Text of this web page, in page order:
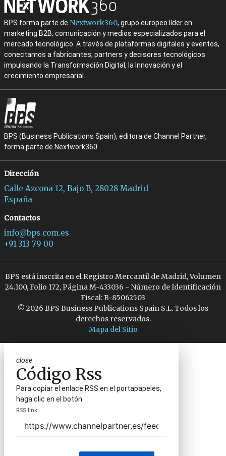
BPS forma parte de Nextwork360, grupo europeo líder en
marketing B2B, comunicación y medios especializados para el
mercado tecnológico. A través de plataformas digitales y eventos,
conectamos a fabricantes, partners y decisores tecnológicos
impulsando la Transformación Digital, la Innovación y el
crecimiento empresarial.
BPS (Business Publications Spain), editora de Channel Partner,
forma parte de Nextwork360.
Dirección
Calle Azcona 12, Bajo B, 28028 Madrid
España
Contactos
info@bps.com.es
+91 313 79 00
BPS está inscrita en el Registro Mercantil de Madrid, Volumen
24.100, Folio 172, Página M-433036 - Número de Identificación
Fiscal: B-85062503
© 2026 BPS Business Publications Spain S.L. Todos los
derechos reservados.
Mapa del Sitio
close
Código Rss
Para copiar el enlace RSS en el portapapeles,
haga clic en el botón.
RSS link